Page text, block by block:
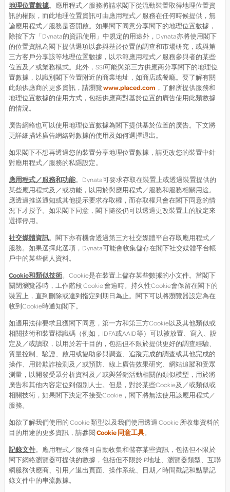
地理位置數據。應用程式／服務將請求閣下從流動裝置取得地理位置資
訊的權限，而此地理位置資訊可由應用程式／服務在任何時候提供，無
論應用程式／服務是否開啟。如果閣下同意分享閣下的地理位置數據，
除按下方「Dynata的資訊使用」中規定的用途外，Dynata亦將使用閣下
的位置資訊為閣下提供選項以參與基於位置的調查和市場研究，或與第
三方客戶分享該等地理位置數據，以示範應用程式／服務參與者的某些
位置及／或業務模式。 此外，SSI可能與第三方供應商分享閣下的地理位
置數據，以識別閣下位置附近的商業地址，如商店或餐廳。要了解有關
此類供應商的更多資訊，請瀏覽www.placed.com ，了解所提供服務和
地理位置數據的使用方式，包括供應商對基於位置的廣告使用此類數據
的情況。
廣告網絡也可以使用地理位置數據為閣下提供基於位置的廣告。下文將
更詳細描述廣告網絡對數據的使用及如何選擇退出。
如果閣下不想再透過您的裝置分享地理位置數據，請更改您的裝置中針
對應用程式／服務的私隱設定。
應用程式／服務和功能。Dynata可要求存取在裝置上或透過裝置提供的
某些應用程式及／或功能，以用於與應用程式／服務和服務相關用途。
應透過推送通知或其他提示要求存取權，而存取權只會在閣下同意的情
況下才授予。如果閣下同意，閣下隨後仍可以透過更改裝置上的設定來
選擇停用。
社交媒體資訊。閣下亦有機會透過第三方社交媒體平台存取應用程式／
服務。如果選擇此選項，Dynata可能會收集儲存在閣下社交媒體平台帳
戶中的某些個人資料。
Cookie和類似技術。Cookie是在裝置上儲存某些數據的小文件。當閣下
關閉瀏覽器時，工作階段 Cookie 會逾時。持久性Cookie會保留在閣下的
裝置上，直到刪除或達到指定到期日為止。閣下可以將瀏覽器設定為在
收到Cookie時通知閣下。
如適用法律要求且獲閣下同意，第一方和第三方Cookie以及其他類似或
相關技術和裝置標識碼（例如，IDFA或AAID等）可以被放置、寫入、設
定及／或讀取，以用於若干目的，包括但不限於提供更好的調查經驗、
質量控制、驗證、啟用或協助參與調查、追蹤完成的調查或其他完成的
操作、用於欺詐檢測及／或預防、線上廣告效果研究、網站追蹤和受眾
測量，以開發受眾分析資料及／或與營銷活動相關的類似模型，用於將
廣告和其他內容定位到個別人士。但是，對於某些Cookie及／或類似或
相關技術，如果閣下決定不接受Cookie，閣下將無法使用該應用程式／
服務。
如欲了解我們使用的 Cookie 類型以及我們使用透過 Cookie 所收集資料的
目的用途的更多資訊，請參閱Cookie 同意工具。
記錄文件。應用程式／服務可自動收集和儲存某些資訊，包括但不限於
閣下網絡瀏覽器可提供的數據，包括但不限於IP地址、瀏覽器類型、互聯
網服務供應商、引用／退出頁面、操作系統、日期／時間戳記和點擊記
錄文件中的串流數據。